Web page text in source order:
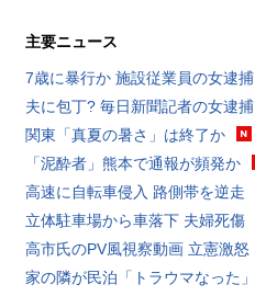
主要ニュース
7歳に暴行か 施設従業員の女逮捕
夫に包丁? 毎日新聞記者の女逮捕
関東「真夏の暑さ」は終了か
「泥酔者」熊本で通報が頻発か
高速に自転車侵入 路側帯を逆走
立体駐車場から車落下 夫婦死傷
高市氏のPV風視察動画 立憲激怒
家の隣が民泊「トラウマなった」